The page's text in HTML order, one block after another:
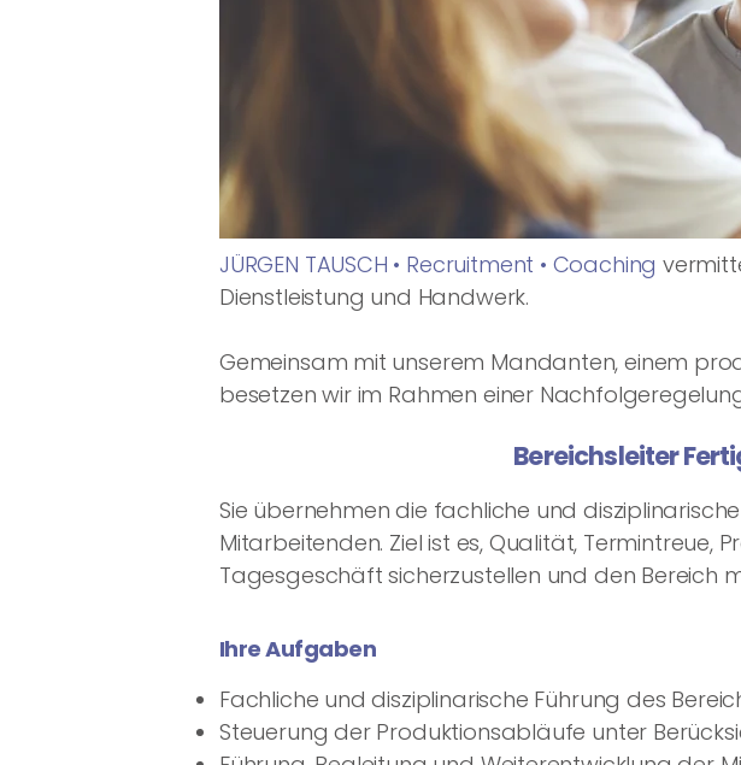
JÜRGEN TAUSCH • Recruitment • Coaching
Dienstleistung und Handwerk.
Gemeinsam mit unserem Mandanten, einem
besetzen wir im Rahmen einer
Bereichsleiter
Sie übernehmen die fachliche und
Mitarbeitenden. Ziel ist es, Qualität,
Tagesgeschäft sicherzustellen und den Bereich
Ihre Aufgaben
Fachliche und disziplinarische Führung des
Steuerung der Produktionsabläufe unter